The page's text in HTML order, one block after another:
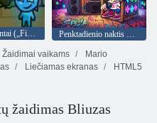
FNF: Elementai („Fireboy“ ir „Voergirl“)
Penktadienio naktis Funkin PixelCrate
Žaidimai vaikams
Mario
Liečiamas ekranas
HTML5
žaidimas Bliuzas